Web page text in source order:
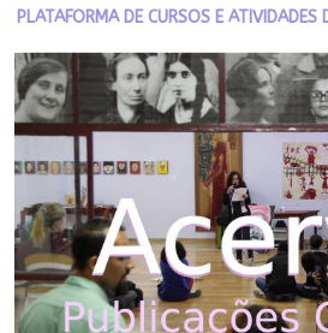
PLATAFORMA DE CURSOS E ATIVIDADES